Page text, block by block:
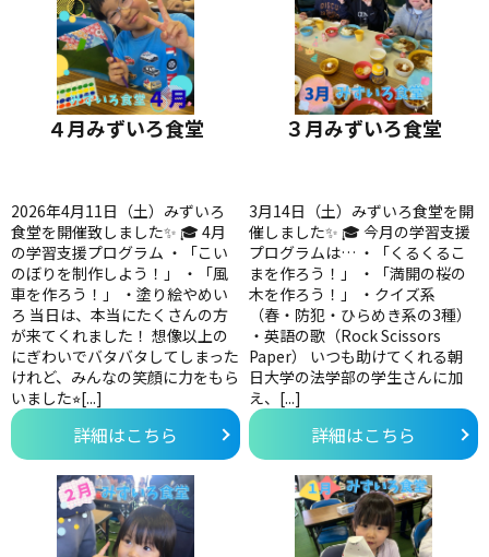
４月みずいろ食堂
2026年4月11日（土）みずいろ
食堂を開催致しました✨ 🎓 4月
の学習支援プログラム ・「こい
のぼりを制作しよう！」 ・「風
車を作ろう！」 ・塗り絵やめい
ろ 当日は、本当にたくさんの方
が来てくれました！ 想像以上の
にぎわいでバタバタしてしまった
けれど、みんなの笑顔に力をもら
いました⭐︎[...]
詳細はこちら
３月みずいろ食堂
3月14日（土）みずいろ食堂を開
催しました✨ 🎓 今月の学習支援
プログラムは… ・「くるくるこ
まを作ろう！」 ・「満開の桜の
木を作ろう！」 ・クイズ系
（春・防犯・ひらめき系の3種）
・英語の歌（Rock Scissors
Paper） いつも助けてくれる朝
日大学の法学部の学生さんに加
え、[...]
詳細はこちら